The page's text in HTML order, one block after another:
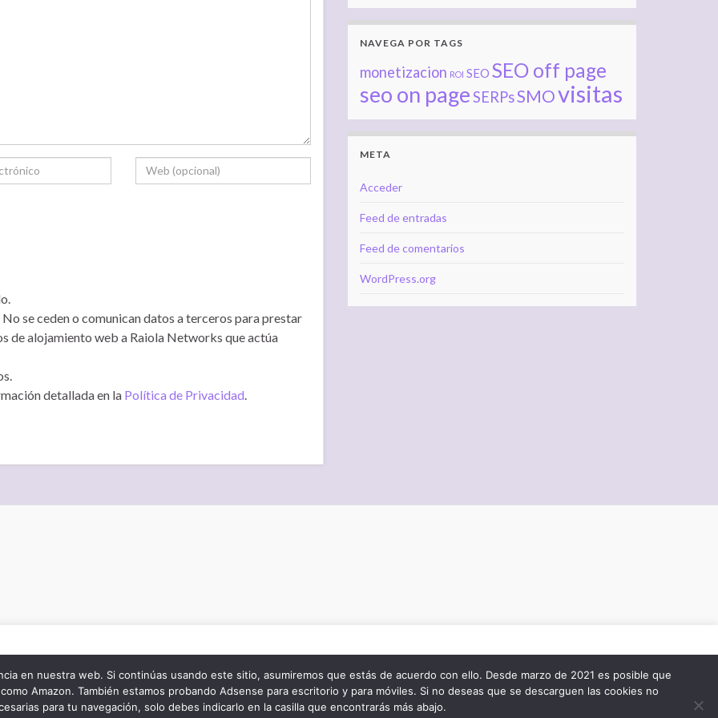
No se ceden o comunican datos a terceros para prestar
de alojamiento web a Raiola Networks que actúa
detallada en la Política de Privacidad
NAVEGA POR TAGS
monetizacion ROI SEO SEO off page
seo on pageSERPsSMOvisitas
META
Acceder
Feed de entradas
Feed de comentarios
WordPress.org
Si haces click en “Accept”, das tu consentimiento para usar todas
nos obliga a ofrecerte un botón para indicárnoslo. Márcalo si lo deseas.
Cookie settings ACCEPT
en nuestra web. Si continúas usando este sitio, asumiremos que estás de acuerdo con ello. Desde marzo de 2021 es posible que
Amazon. También estamos probando Adsense para escritorio y para móviles. Si no deseas que se descarguen las cookies no
para tu navegación, solo debes indicarlo en la casilla que encontrarás más abajo.